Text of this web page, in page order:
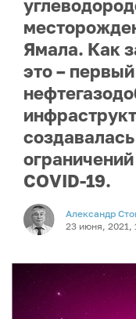
Ямала. Как
это –
COVID-19.
Александр
23 июня, 2021,